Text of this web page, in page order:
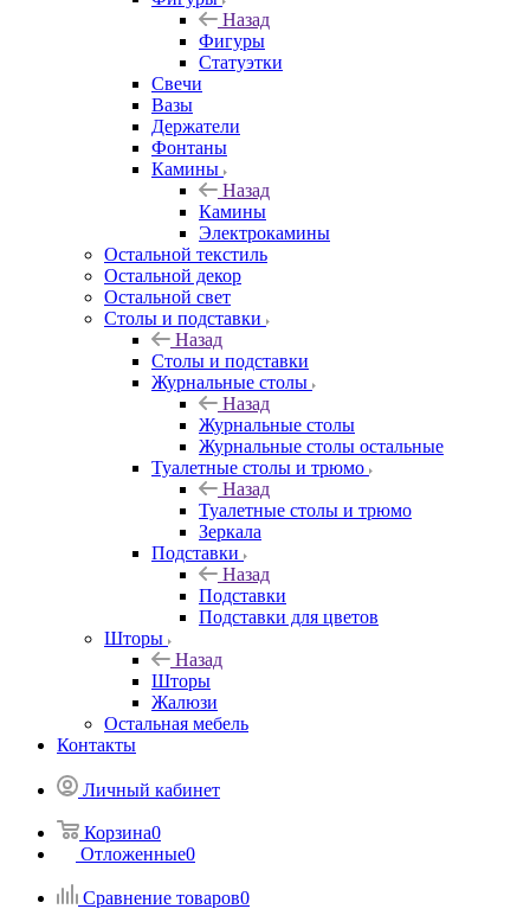
Назад
Фигуры
Статуэтки
Свечи
Вазы
Держатели
Фонтаны
Камины
Назад
Камины
Электрокамины
Остальной текстиль
Остальной декор
Остальной свет
Столы и подставки
Назад
Столы и подставки
Журнальные столы
Назад
Журнальные столы
Журнальные столы остальные
Туалетные столы и трюмо
Назад
Туалетные столы и трюмо
Зеркала
Подставки
Назад
Подставки
Подставки для цветов
Шторы
Назад
Шторы
Жалюзи
Остальная мебель
Контакты
Личный кабинет
Корзина0
Отложенные0
Сравнение товаров0